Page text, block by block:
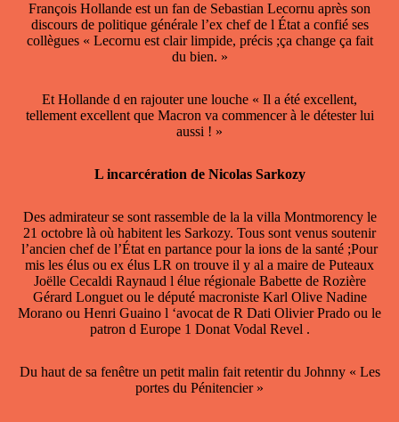
François Hollande est un fan de Sebastian Lecornu après son
discours de politique générale l’ex chef de l État a confié ses
collègues « Lecornu est clair limpide, précis ;ça change ça fait
du bien. »
Et Hollande d en rajouter une louche « Il a été excellent,
tellement excellent que Macron va commencer à le détester lui
aussi ! »
L incarcération de Nicolas Sarkozy
Des admirateur se sont rassemble de la la villa Montmorency le
21 octobre là où habitent les Sarkozy. Tous sont venus soutenir
l’ancien chef de l’État en partance pour la ions de la santé ;Pour
mis les élus ou ex élus LR on trouve il y al a maire de Puteaux
Joëlle Cecaldi Raynaud l élue régionale Babette de Rozière
Gérard Longuet ou le député macroniste Karl Olive Nadine
Morano ou Henri Guaino l ‘avocat de R Dati Olivier Prado ou le
patron d Europe 1 Donat Vodal Revel .
Du haut de sa fenêtre un petit malin fait retentir du Johnny « Les
portes du Pénitencier »